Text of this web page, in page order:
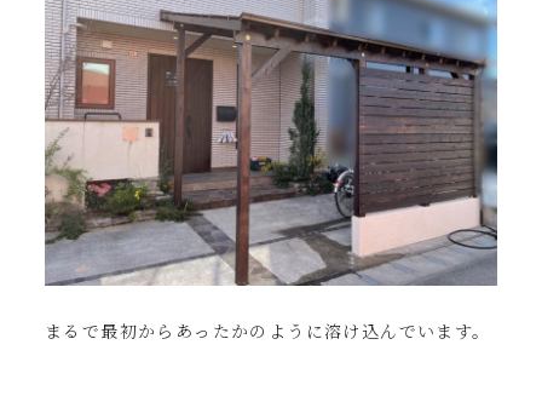
まるで最初からあったかのように溶け込んでいます。